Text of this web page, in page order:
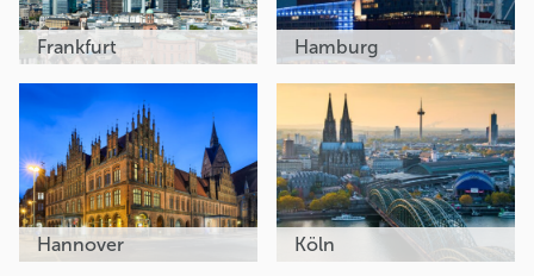
Frankfurt Hamburg
Hannover Köln